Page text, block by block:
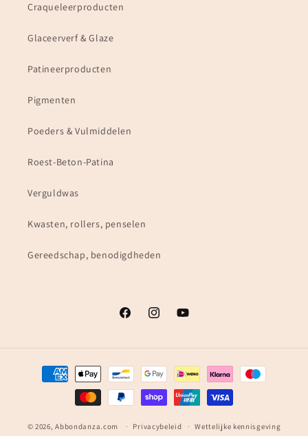
Craqueleerproducten
Glaceerverf & Glaze
Patineerproducten
Pigmenten
Poeders & Vulmiddelen
Roest-Beton-Patina
Verguldwas
Kwasten, rollers, penselen
Gereedschap, benodigdheden
FacebookInstagramYouTube
Betaalmethoden
© 2026,Abbondanza.com Privacybeleid Wettelijke kennisgeving